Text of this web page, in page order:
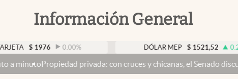
Información General
$ 1976 0.00 % DÓLAR MEP $ 1521,52 0.23 %
Propiedad privada: con cruces y chicanas, el Senado discute el